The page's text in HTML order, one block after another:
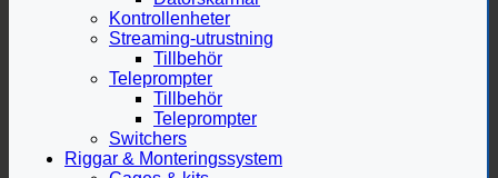
Kontrollenheter
Streaming-utrustning
Tillbehör
Teleprompter
Tillbehör
Teleprompter
Switchers
Riggar & Monteringssystem